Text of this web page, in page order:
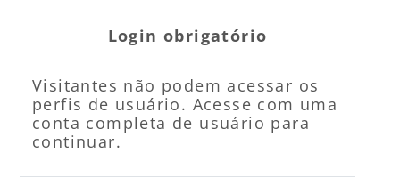
Login obrigatório
Visitantes não podem acessar os
perfis de usuário. Acesse com uma
conta completa de usuário para
continuar.